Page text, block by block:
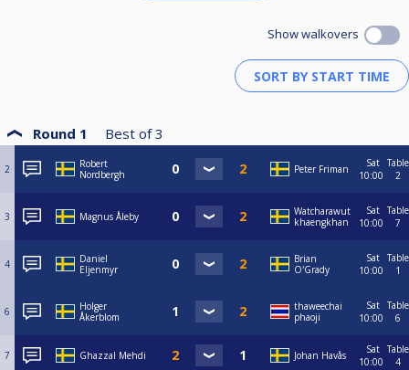
Show walkovers
Round 1 Best of 3
2
Robert
Nordbergh
Peter Friman
Sat
10:00
Table
2
3 Magnus Åleby
Watcharawut
khaengkhan
Sat
10:00
Table
7
4
Daniel
Eljenmyr
Brian
O'Grady
Sat
10:00
Table
1
6
Holger
Åkerblom
thaweechai
phaoji
Sat
10:00
Table
6
7 Ghazzal Mehdi Johan Havås
Sat
10:00
Table
4